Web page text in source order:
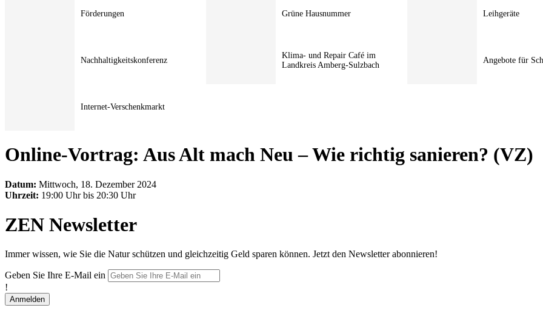
Förderungen Grüne Hausnummer Leihgeräte
Nachhaltigkeitskonferenz
Klima- und Repair Café im
Landkreis Amberg-Sulzbach
Angebote für
Internet-Verschenkmarkt
Online-Vortrag: Aus Alt mach Neu – Wie richtig sanieren? (VZ)
Datum: Mittwoch, 18. Dezember 2024
Uhrzeit: 19:00 Uhr bis 20:30 Uhr
ZEN Newsletter
Immer wissen, wie Sie die Natur schützen und gleichzeitig Geld sparen können. Jetzt den Newsletter abonnieren!
Geben Sie Ihre E-Mail ein
!